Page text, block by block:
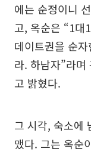
에는 순정이니
고, 옥순은 “1대
데이트권을 순
라. 하남자”라
고 밝혔다.
그 시각, 숙소에
맸다. 그는 옥순